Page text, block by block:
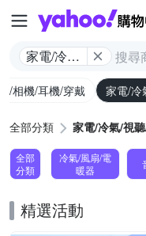
家電/冷氣/
/相機/耳機/穿戴 家電/冷
全部分類 家電/冷氣/視
全部
分類
冷氣/風扇/電
暖器
精選活動